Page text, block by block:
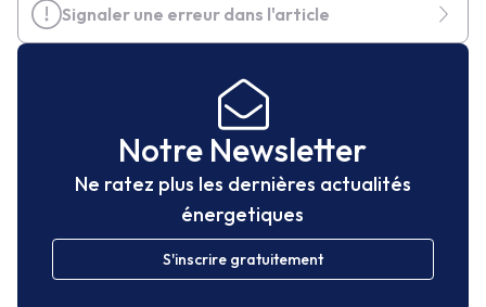
Signaler une erreur dans l'article
Notre Newsletter
Ne ratez plus les dernières actualités
énergetiques
S'inscrire gratuitement